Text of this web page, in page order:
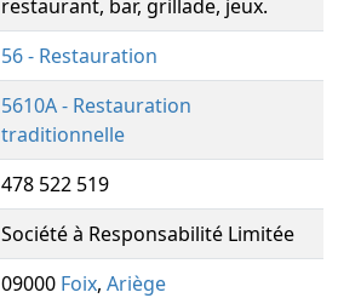
restaurant, bar, grillade, jeux.
56 - Restauration
5610A - Restauration
traditionnelle
478 522 519
Société à Responsabilité Limitée
09000 Foix, Ariège